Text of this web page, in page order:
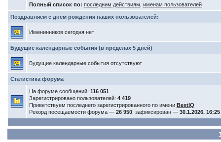
Полный список по: последним действиям именам пользователей
Поздравляем с днем рождения наших пользователей:
Именинников сегодня нет
Будущие календарные события (в пределах 5 дней)
Будущие календарные события отсутствуют
Статистика форума
На форуме сообщений: 116 051
Зарегистрировано пользователей: 4 419
Приветствуем последнего зарегистрированного по имени BestIQ
Рекорд посещаемости форума — 26 950, зафиксирован — 30.1.2026, 16:25